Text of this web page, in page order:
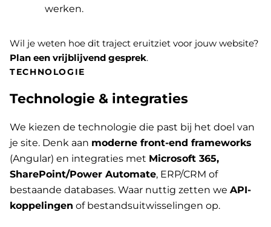
werken.
Wil je weten hoe dit traject eruitziet voor jouw website?
Plan een vrijblijvend gesprek.
TECHNOLOGIE
Technologie & integraties
We kiezen de technologie die past bij het doel van
je site. Denk aan moderne front-end frameworks
(Angular) en integraties met Microsoft 365,
SharePoint/Power Automate, ERP/CRM of
bestaande databases. Waar nuttig zetten we API-
koppelingen of bestandsuitwisselingen op.